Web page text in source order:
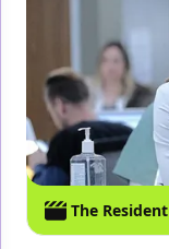
The Resident